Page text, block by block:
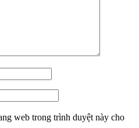
web trong trình duyệt này cho